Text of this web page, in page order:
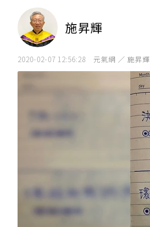
施昇輝
2020-02-07 12:56:28 元氣網 ／ 施昇輝